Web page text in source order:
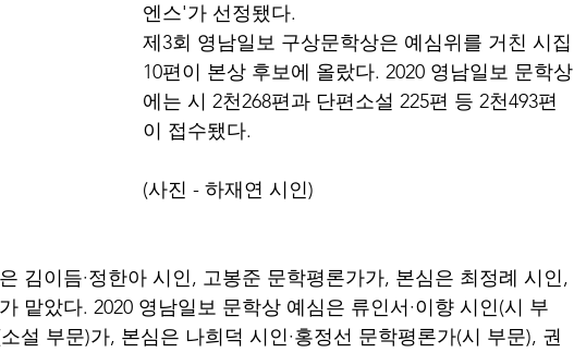
엔스'가 선정됐다.
제3회 영남일보 구상문학상은 예심위를 거친 시집
10편이 본상 후보에 올랐다. 2020 영남일보 문학상
에는 시 2천268편과 단편소설 225편 등 2천493편
이 접수됐다.
(사진 - 하재연 시인)
김이듬·정한아 시인, 고봉준 문학평론가가, 본심은 최정례 시인,
맡았다. 2020 영남일보 문학상 예심은 류인서·이향 시인(시 부
설 부문)가, 본심은 나희덕 시인·홍정선 문학평론가(시 부문), 권